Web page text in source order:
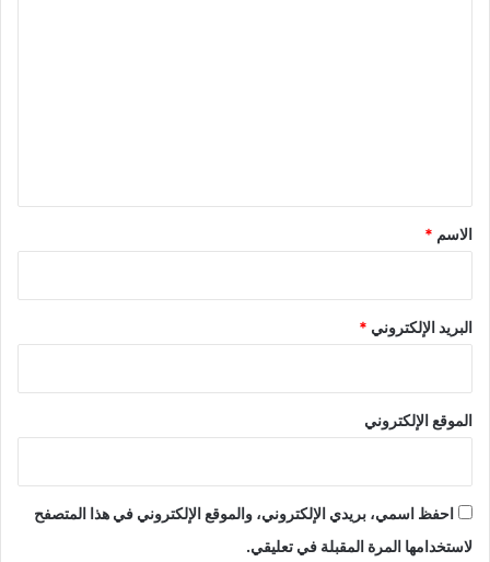
*
الاسم *
البريد الإلكتروني *
الموقع الإلكتروني
احفظ اسمي، بريدي الإلكتروني، والموقع الإلكتروني في هذا المتصفح
لاستخدامها المرة المقبلة في تعليقي.